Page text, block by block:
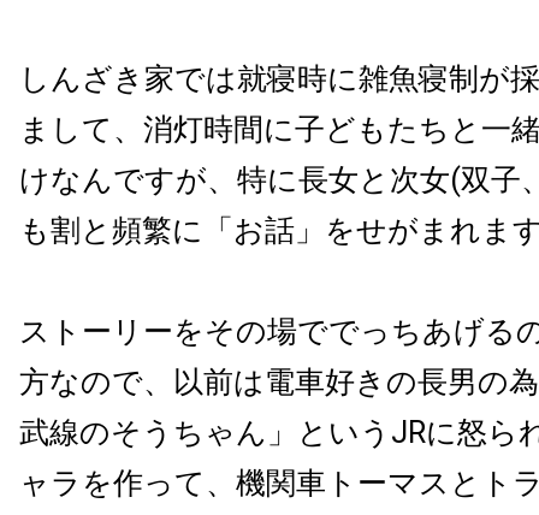
しんざき家では就寝時に雑魚寝制が
まして、消灯時間に子どもたちと一
けなんですが、特に長女と次女(双子
も割と頻繁に「お話」をせがまれま
ストーリーをその場ででっちあげる
方なので、以前は電車好きの長男の
武線のそうちゃん」というJRに怒ら
ャラを作って、機関車トーマスとト